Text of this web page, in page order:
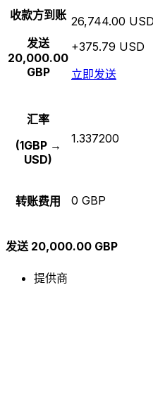
收款方到账
发送
20,000.00
GBP
26,744.00 USD
+375.79 USD
立即发送
汇率
(1GBP →
USD)
1.337200
转账费用 0 GBP
发送 20,000.00 GBP
提供商